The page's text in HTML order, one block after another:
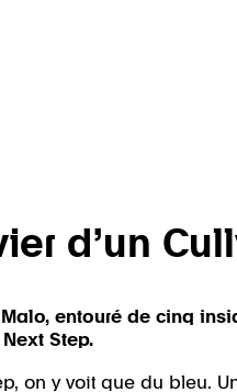
d’un
entouré de cinq
Step.
on y voit que du bleu.